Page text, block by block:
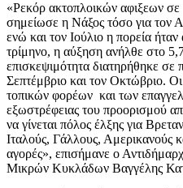
«Ρεκόρ ακτοπλοικών αφιξεων σε
σημείωσε η Νάξος τόσο για τον
ενώ και τον Ιούλιο η πορεία
τρίμηνο, η αύξηση ανήλθε στο
επισκεψιμότητα διατηρήθηκε σε
Σεπτέμβριο και τον Οκτώβριο.
τοπικών φορέων και των
εξωστρέφειας του προορισμού
να γίνεται πόλος έλξης για
Ιταλούς, Γάλλους, Αμερικανούς
αγορές», επισήμανε ο
Μικρών Κυκλάδων Βαγγέλης